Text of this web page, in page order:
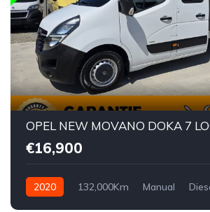
€16,900
2020 132,000Km Manual